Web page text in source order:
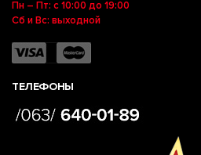
Пн – Пт: с 10:00 до 19:00
Сб и Вс: выходной
ТЕЛЕФОНЫ